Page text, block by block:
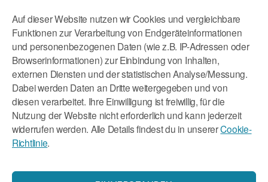
Auf dieser Website nutzen wir Cookies und vergleichbare
Funktionen zur Verarbeitung von Endgeräteinformationen
und personenbezogenen Daten (wie z.B. IP-Adressen oder
Browserinformationen) zur Einbindung von Inhalten,
externen Diensten und der statistischen Analyse/Messung.
Dabei werden Daten an Dritte weitergegeben und von
diesen verarbeitet. Ihre Einwilligung ist freiwillig, für die
Nutzung der Website nicht erforderlich und kann jederzeit
widerrufen werden. Alle Details findest du in unsererCookie-
Richtlinie.
80634 München
E Mail:tr@kitchen2soul.com
Mobil:+49 179 9046773
Rechtliches
Impressum